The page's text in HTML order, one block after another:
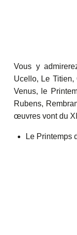
Vous y
Ucello, Le
Venus, le
Rubens,
œuvres vont du
Le Printemps